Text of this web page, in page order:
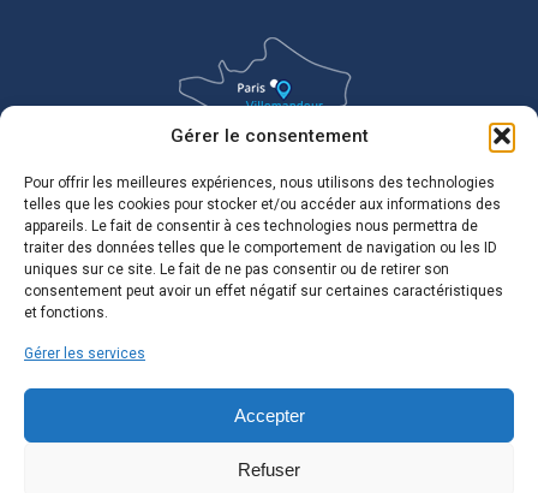
Gérer le consentement
Pour offrir les meilleures expériences, nous utilisons des technologies
telles que les cookies pour stocker et/ou accéder aux informations des
appareils. Le fait de consentir à ces technologies nous permettra de
traiter des données telles que le comportement de navigation ou les ID
uniques sur ce site. Le fait de ne pas consentir ou de retirer son
consentement peut avoir un effet négatif sur certaines caractéristiques
et fonctions.
Gérer les services
Accepter
Refuser